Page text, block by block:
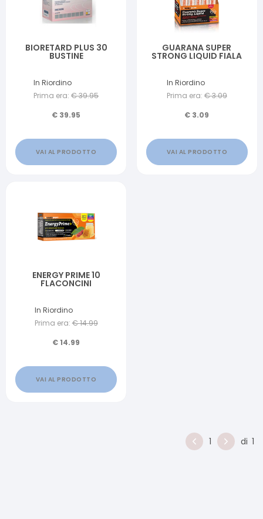
BIORETARD PLUS 30
BUSTINE
In Riordino
Prima era: €39.95
€ 39.95
VAI AL PRODOTTO
GUARANA SUPER
STRONG LIQUID FIALA
In Riordino
Prima era: €3.09
€ 3.09
VAI AL PRODOTTO
ENERGY PRIME 10
FLACONCINI
In Riordino
Prima era: €14.99
€14.99
VAI AL PRODOTTO
1 di 1